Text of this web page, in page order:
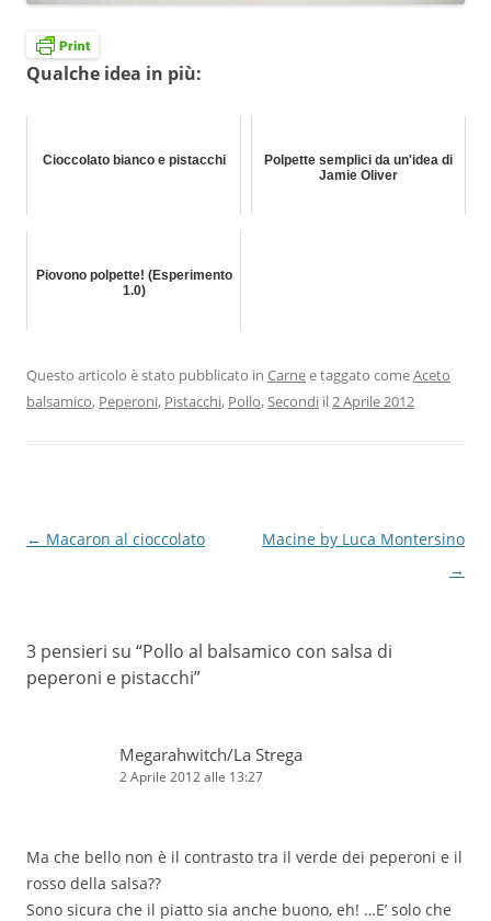
Qualche idea in più:
Cioccolato bianco e pistacchi
Polpette semplici da un'idea di
Jamie Oliver
Piovono polpette! (Esperimento
1.0)
Questo articolo è stato pubblicato in Carnee taggato comeAceto
balsamico, Peperoni, Pistacchi, Pollo,Secondi il2 Aprile 2012
Navigazione
← Macaron al cioccolato
Macine by Luca Montersino
→
3 pensieri su “Pollo al balsamico con salsa di
peperoni e pistacchi”
Megarahwitch/La Strega
2 Aprile 2012 alle 13:27
Ma che bello non è il contrasto tra il verde dei peperoni e il
rosso della salsa??
Sono sicura che il piatto sia anche buono, eh! …E’ solo che